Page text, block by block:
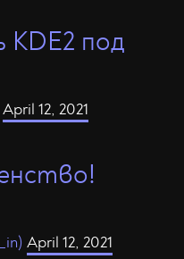
KDE2 под
April 12, 2021
April 12, 2021